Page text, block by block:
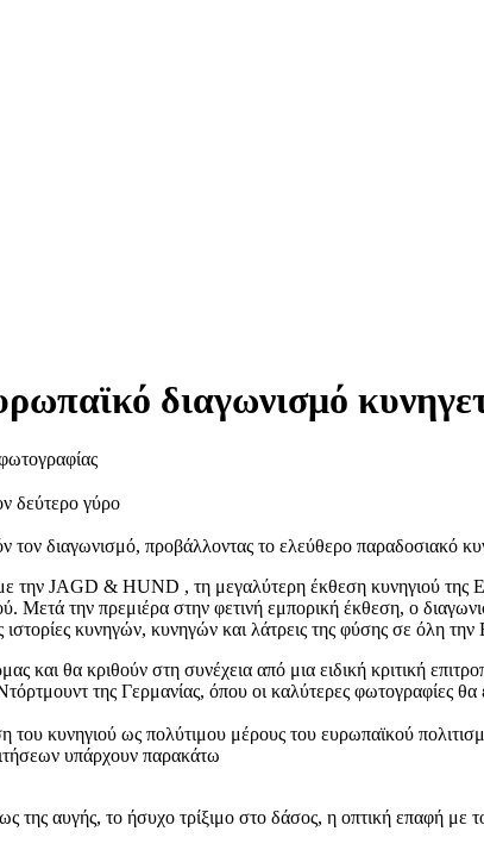
διαγωνισμό
δεύτερο γύρο
διαγωνισμό, προβάλλοντας το ελεύθερο παραδοσιακό
την JAGD & HUND , τη μεγαλύτερη έκθεση κυνηγιού της
Μετά την πρεμιέρα στην φετινή εμπορική έκθεση, ο
ιστορίες κυνηγών, κυνηγών και λάτρεις της φύσης σε όλη
και θα κριθούν στη συνέχεια από μια ειδική κριτική
της Γερμανίας, όπου οι καλύτερες φωτογραφίες θα
κυνηγιού ως πολύτιμου μέρους του ευρωπαϊκού
υπάρχουν παρακάτω
της αυγής, το ήσυχο τρίξιμο στο δάσος, η οπτική επαφή με